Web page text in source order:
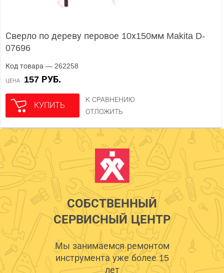
Сверло по дереву перовое 10х150мм Makita D-
07696
Код товара — 262258
ЦЕНА 157 РУБ.
КУПИТЬ
К СРАВНЕНИЮ
ОТЛОЖИТЬ
СОБСТВЕННЫЙ
СЕРВИСНЫЙ ЦЕНТР
Мы занимаемся ремонтом
инструмента уже более 15
лет